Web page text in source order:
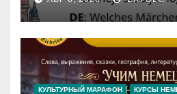
Замок
Iedvesmas pils /
Inspiration
КУЛЬТУРНЫЙ МАРАФОН КУРСЫ